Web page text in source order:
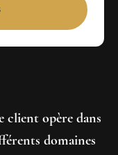
client opère dans
domaines